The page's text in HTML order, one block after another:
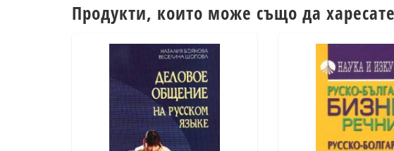
Продукти, които може също да харесате